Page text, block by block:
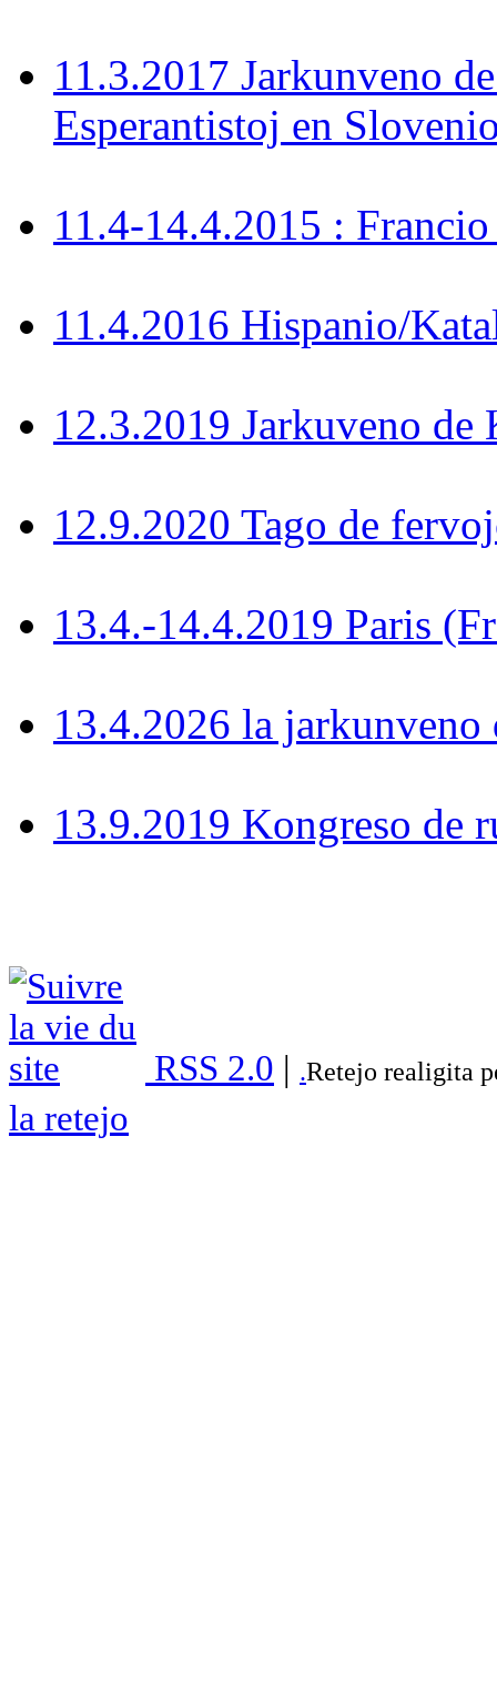
11.3.2017 Jarkunveno
Esperantistoj en
11.4-14.4.2015 :
11.4.2016 Hispanio/
12.3.2019 Jarkuveno de
12.9.2020 Tago de
13.4.-14.4.2019 Paris
13.4.2026 la jarkunveno
13.9.2019 Kongreso de
RSS 2.0 | .Retejo realigita
la retejo